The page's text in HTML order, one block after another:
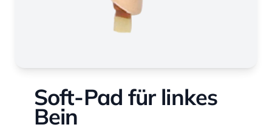
Soft-Pad für linkes
Bein